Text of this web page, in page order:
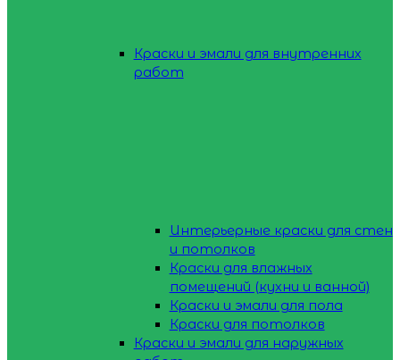
Краски и эмали для внутренних
работ
Интерьерные краски для стен
и потолков
Краски для влажных
помещений (кухни и ванной)
Краски и эмали для пола
Краски для потолков
Краски и эмали для наружных